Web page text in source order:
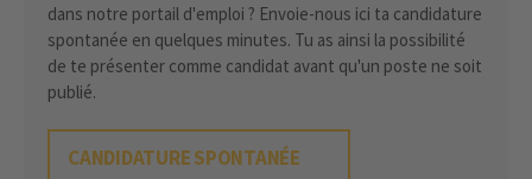
dans notre portail d'emploi ? Envoie-nous ici ta candidature
spontanée en quelques minutes. Tu as ainsi la possibilité
de te présenter comme candidat avant qu'un poste ne soit
publié.
CANDIDATURE SPONTANÉE